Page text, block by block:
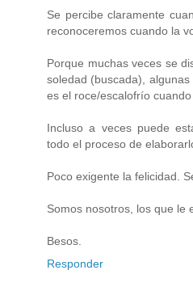
Se percibe claramente
reconoceremos cuando la
Porque muchas veces se
soledad (buscada),
es el roce/escalofrío
Incluso a veces puede
todo el proceso de
Poco exigente la felicidad.
Somos nosotros, los que le
Besos.
Responder